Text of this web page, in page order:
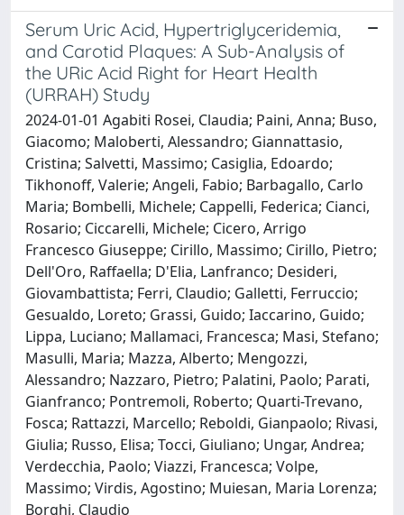
Serum Uric Acid, Hypertriglyceridemia,
and Carotid Plaques: A Sub-Analysis of
the URic Acid Right for Heart Health
(URRAH) Study
2024-01-01 Agabiti Rosei, Claudia; Paini, Anna; Buso,
Giacomo; Maloberti, Alessandro; Giannattasio,
Cristina; Salvetti, Massimo; Casiglia, Edoardo;
Tikhonoff, Valerie; Angeli, Fabio; Barbagallo, Carlo
Maria; Bombelli, Michele; Cappelli, Federica; Cianci,
Rosario; Ciccarelli, Michele; Cicero, Arrigo
Francesco Giuseppe; Cirillo, Massimo; Cirillo, Pietro;
Dell'Oro, Raffaella; D'Elia, Lanfranco; Desideri,
Giovambattista; Ferri, Claudio; Galletti, Ferruccio;
Gesualdo, Loreto; Grassi, Guido; Iaccarino, Guido;
Lippa, Luciano; Mallamaci, Francesca; Masi, Stefano;
Masulli, Maria; Mazza, Alberto; Mengozzi,
Alessandro; Nazzaro, Pietro; Palatini, Paolo; Parati,
Gianfranco; Pontremoli, Roberto; Quarti-Trevano,
Fosca; Rattazzi, Marcello; Reboldi, Gianpaolo; Rivasi,
Giulia; Russo, Elisa; Tocci, Giuliano; Ungar, Andrea;
Verdecchia, Paolo; Viazzi, Francesca; Volpe,
Massimo; Virdis, Agostino; Muiesan, Maria Lorenza;
Borghi, Claudio